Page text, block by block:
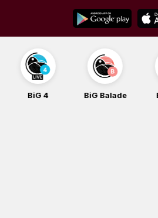
content
BiG 4 BiG Balade